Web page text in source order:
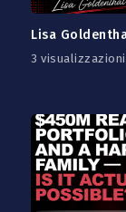
3 visualizzazioni